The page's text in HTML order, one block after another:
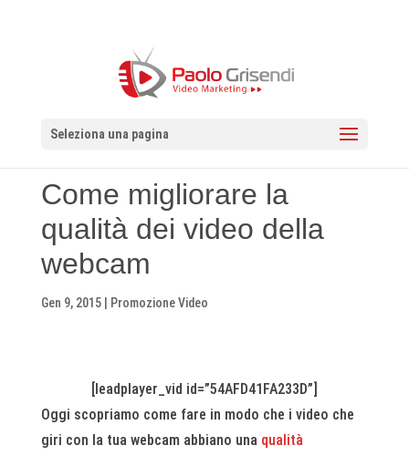
Seleziona una pagina
Come migliorare la
qualità dei video della
webcam
Gen 9, 2015| Promozione Video
[leadplayer_vid id=”54AFD41FA233D”]
Oggi scopriamo come fare in modo che i video che
giri con la tua webcam abbiano una qualità